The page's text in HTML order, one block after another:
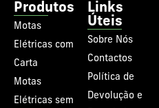
Produtos
Motas
Elétricas com
Carta
Motas
Elétricas sem
Links
Úteis
Sobre Nós
Contactos
Política de
Devolução e